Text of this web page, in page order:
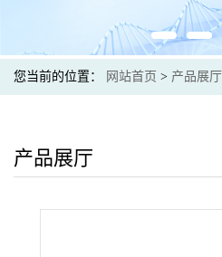
您当前的位置： 网站首页 > 产品展厅
产品展厅